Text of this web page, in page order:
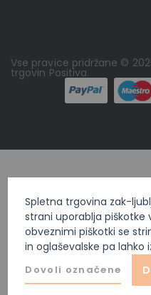
Spletna trgovina zak-
strani uporablja piškotke
obveznimi piškotki se
in oglaševalske pa lahko
Dovoli označene
Vse pravice pridržane ©
trgovin Positiva.